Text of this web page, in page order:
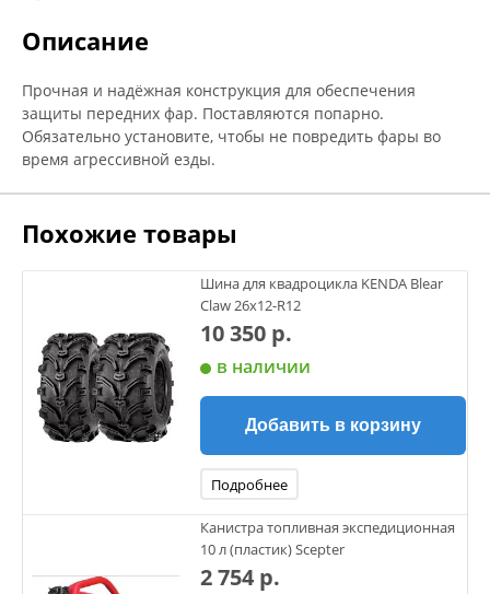
Описание
Прочная и надёжная конструкция для обеспечения
защиты передних фар. Поставляются попарно.
Обязательно установите, чтобы не повредить фары во
время агрессивной езды.
Похожие товары
Шина для квадроцикла KENDA Blear
Claw 26х12-R12
10 350 р.
в наличии
Добавить в корзину
Подробнее
Канистра топливная экспедиционная
10 л (пластик) Scepter
2 754 р.